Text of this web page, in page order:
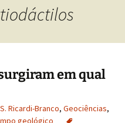
em qual
Ricardi-Branco, Geociências,
geológico